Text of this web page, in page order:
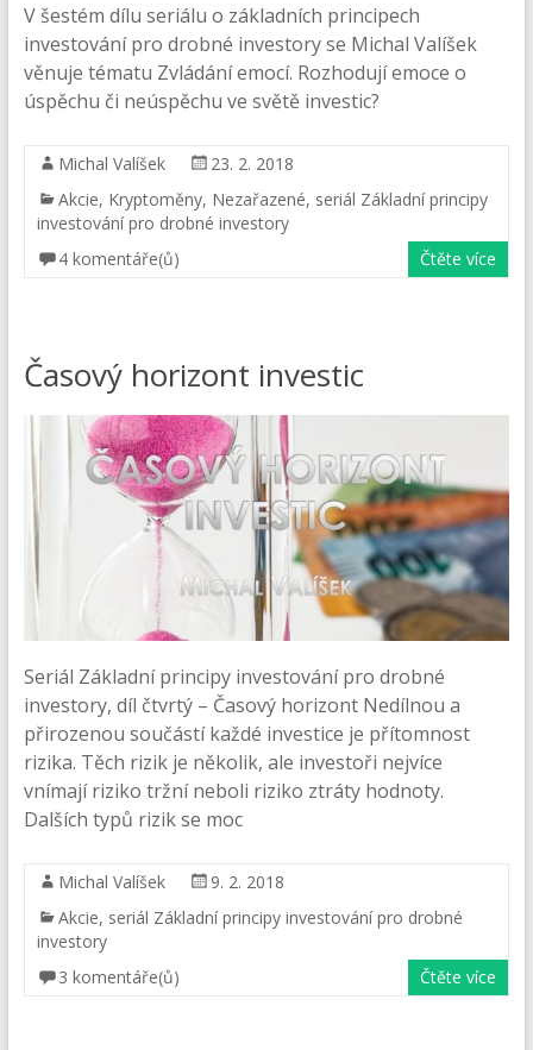
V šestém dílu seriálu o základních principech
investování pro drobné investory se Michal Valíšek
věnuje tématu Zvládání emocí. Rozhodují emoce o
úspěchu či neúspěchu ve světě investic?
Michal Valíšek
23. 2. 2018
Akcie, Kryptoměny, Nezařazené, seriál Základní principy
investování pro drobné investory
4 komentáře(ů)
Čtěte více
Časový horizont investic
Seriál Základní principy investování pro drobné
investory, díl čtvrtý – Časový horizont Nedílnou a
přirozenou součástí každé investice je přítomnost
rizika. Těch rizik je několik, ale investoři nejvíce
vnímají riziko tržní neboli riziko ztráty hodnoty.
Dalších typů rizik se moc
Michal Valíšek
9. 2. 2018
Akcie, seriál Základní principy investování pro drobné
investory
3 komentáře(ů)
Čtěte více